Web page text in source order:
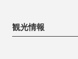
観光情報